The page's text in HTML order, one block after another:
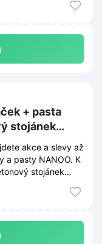
+ pasta
stojánek
akce a slevy až
a pasty NANOO. K
stojánek